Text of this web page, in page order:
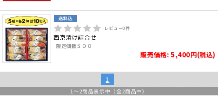
レビュー0件
西京漬け詰合せ
限定個数５００
販売価格: 5,400円(税込)
1
1 ～2商品表示中（全2商品中）